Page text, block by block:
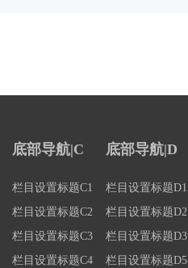
底部导航|C
栏目设置标题C1
栏目设置标题C2
栏目设置标题C3
栏目设置标题C4
底部导航|D
栏目设置标题D1
栏目设置标题D2
栏目设置标题D3
栏目设置标题D5